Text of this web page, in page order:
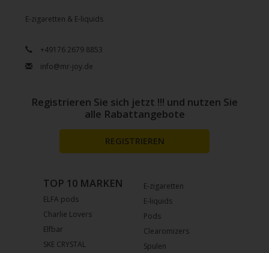
E-zigaretten & E-liquids
+49176 2679 8853
info@mr-joy.de
E-zigaretten
E-liquids
Pods
Clearomizers
Spulen
TOP 10 MARKEN
ELFA pods
Charlie Lovers
Elfbar
SKE CRYSTAL
Registrieren Sie sich jetzt !!! und nutzen Sie
alle Rabattangebote
REGISTRIEREN